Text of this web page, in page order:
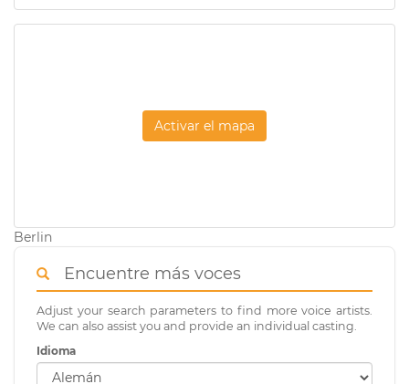
Activar el mapa
Berlin
Encuentre más voces
Adjust your search parameters to find more voice artists.
We can also assist you and provide an individual casting.
Idioma